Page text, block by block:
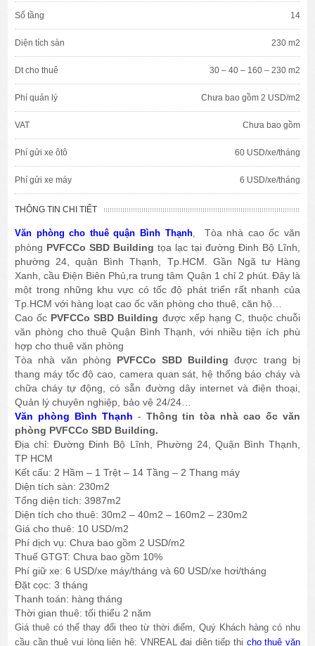
Số tầng 14
Diện tích sàn 230 m2
Dt cho thuê 30 – 40 – 160 – 230 m2
Phí quản lý Chưa bao gồm 2 USD/m2
VAT Chưa bao gồm
Phí gửi xe ôtô 60 USD/xe/tháng
Phí gửi xe máy 6 USD/xe/tháng
THÔNG TIN CHI TIẾT
Văn phòng cho thuê quận Bình Thạnh,
Tòa nhà cao ốc văn
phòng PVFCCo SBD Building tọa lạc tại đường Đinh Bộ Lĩnh,
phường 24, quận Bình Thạnh, Tp.HCM. Gần Ngã tư Hàng
Xanh, cầu Điện Biên Phủ,ra trung tâm Quận 1 chỉ 2 phút. Đây là
một trong những khu vực có tốc độ phát triển rất nhanh của
Tp.HCM với hàng loạt cao ốc văn phòng cho thuê, căn hộ…
Cao ốc PVFCCo SBD Building được xếp hạng C, thuộc chuỗi
văn phòng cho thuê Quận Bình Thạnh, với nhiều tiện ích phù
hợp cho thuê văn phòng
Tòa nhà văn phòng PVFCCo SBD Building được trang bị
thang máy tốc độ cao, camera quan sát, hệ thống báo cháy và
chữa cháy tự động, có sẵn đường dây internet và điện thoại,
Quản lý chuyên nghiệp, bảo vệ 24/24…
Văn phòng Bình Thạnh - Thông tin tòa nhà cao ốc văn
phòng PVFCCo SBD Building.
Địa chỉ: Đường Đinh Bộ Lĩnh, Phường 24, Quận Bình Thạnh,
TP HCM
Kết cấu: 2 Hầm – 1 Trệt – 14 Tầng – 2 Thang máy
Diện tích sàn: 230m2
Tổng diện tích: 3987m2
Diện tích cho thuê: 30m2 – 40m2 – 160m2 – 230m2
Giá cho thuê: 10 USD/m2
Phí dịch vụ: Chưa bao gồm 2 USD/m2
Thuế GTGT: Chưa bao gồm 10%
Phí giữ xe: 6 USD/xe máy/tháng và 60 USD/xe hơi/tháng
Đặt cọc: 3 tháng
Thanh toán: hàng tháng
Thời gian thuê: tối thiểu 2 năm
Giá thuê có thể thay đổi theo từ thời điểm, Quý Khách hàng có nhu
cầu cần thuê vui lòng liên hệ: VNREAL đại diện tiếp thị cho thuê văn